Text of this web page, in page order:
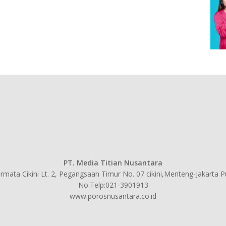
PT. Media Titian Nusantara
Cikini Lt. 2, Pegangsaan Timur No. 07 cikini,Menteng-Jakarta
No.Telp:021-3901913
www.porosnusantara.co.id